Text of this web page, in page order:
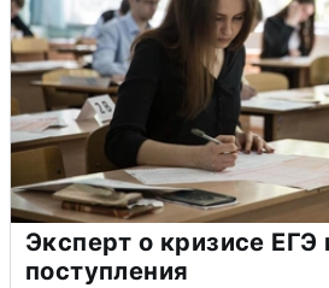
Эксперт о кризисе ЕГЭ
поступления